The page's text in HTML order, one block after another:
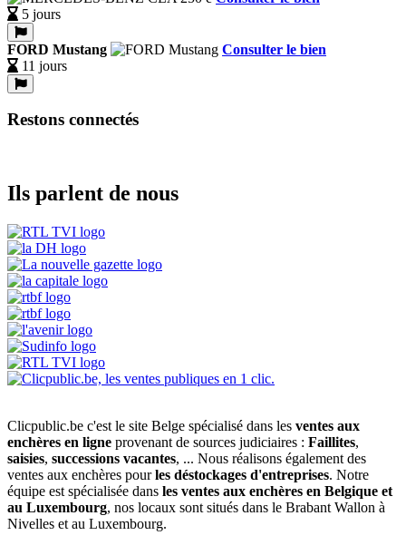
5 jours
FORD Mustang
Consulter le bien
11 jours
Restons connectés
Ils parlent de nous
Clicpublic.be c'est le site Belge spécialisé dans les ventes aux
enchères en ligne provenant de sources judiciaires : Faillites,
saisies, successions vacantes, ... Nous réalisons également des
ventes aux enchères pourles déstockages d'entreprises. Notre
équipe est spécialisée dans les ventes aux enchères en Belgique et
au Luxembourg, nos locaux sont situés dans le Brabant Wallon à
Nivelles et au Luxembourg.